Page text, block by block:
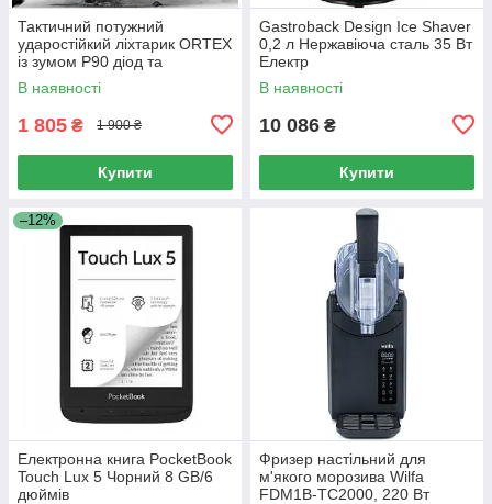
Тактичний потужний
ударостійкий ліхтарик ORTEX
із зумом P90 діод та
повербанк
В наявності
1 805 ₴ 1 900 ₴
Купити
Gastroback Design Ice Shaver
0,2 л Нержавіюча сталь 35 Вт
Електр
В наявності
10 086 ₴
Купити
–12%
Електронна книга PocketBook
Touch Lux 5 Чорний 8 GB/6
дюймів
Фризер настільний для
м'якого морозива Wilfa
FDM1B-TC2000, 220 Вт